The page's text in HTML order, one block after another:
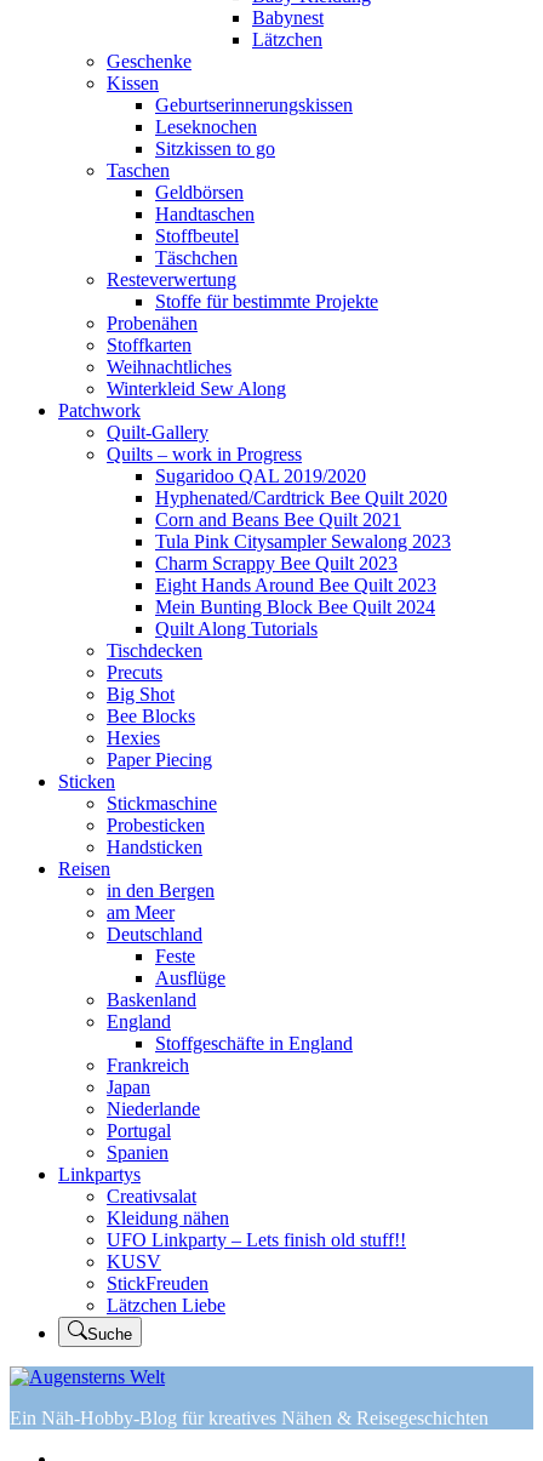
Babynest
Lätzchen
Geschenke
Kissen
Geburtserinnerungskissen
Leseknochen
Sitzkissen to go
Taschen
Geldbörsen
Handtaschen
Stoffbeutel
Täschchen
Resteverwertung
Stoffe für bestimmte Projekte
Probenähen
Stoffkarten
Weihnachtliches
Winterkleid Sew Along
Patchwork
Quilt-Gallery
Quilts – work in Progress
Sugaridoo QAL 2019/2020
Hyphenated/Cardtrick Bee Quilt 2020
Corn and Beans Bee Quilt 2021
Tula Pink Citysampler Sewalong 2023
Charm Scrappy Bee Quilt 2023
Eight Hands Around Bee Quilt 2023
Mein Bunting Block Bee Quilt 2024
Quilt Along Tutorials
Tischdecken
Precuts
Big Shot
Bee Blocks
Hexies
Paper Piecing
Sticken
Stickmaschine
Probesticken
Handsticken
Reisen
in den Bergen
am Meer
Deutschland
Feste
Ausflüge
Baskenland
England
Stoffgeschäfte in England
Frankreich
Japan
Niederlande
Portugal
Spanien
Linkpartys
Creativsalat
Kleidung nähen
UFO Linkparty – Lets finish old stuff!!
KUSV
StickFreuden
Lätzchen Liebe
Suche
Ein Näh-Hobby-Blog für kreatives Nähen & Reisegeschichten